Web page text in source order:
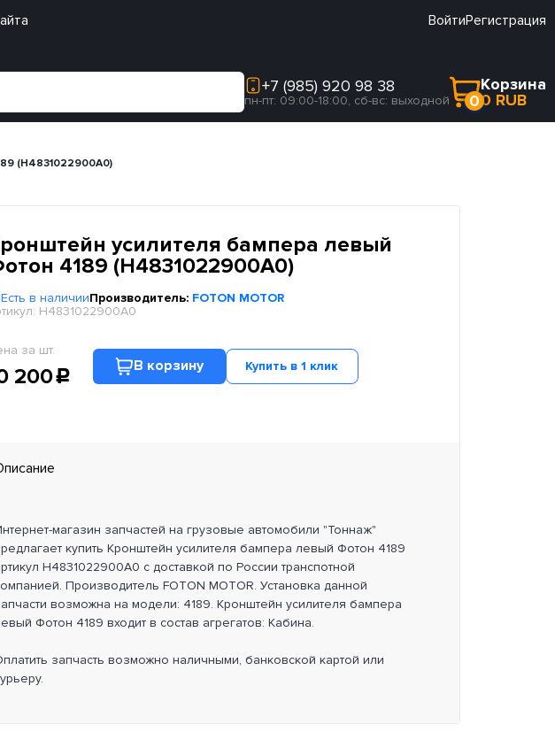
ВойтиРегистрация
+7 (985) 920 98 38
пн-пт: 09:00-18:00, сб-вс: выходной 0
Корзина
0 RUB
(H4831022900A0)
усилителя бампера левый
4189 (H4831022900A0)
Есть в наличииПроизводитель: FOTON MOTOR
H4831022900A0
за шт.
200c
В корзину Купить в 1 клик
магазин запчастей на грузовые автомобили "Тоннаж"
купить Кронштейн усилителя бампера левый Фотон 4189
H4831022900A0 с доставкой по России транспотной
Производитель FOTON MOTOR. Установка данной
возможна на модели: 4189. Кронштейн усилителя бампера
Фотон 4189 входит в состав агрегатов: Кабина.
запчасть возможно наличными, банковской картой или